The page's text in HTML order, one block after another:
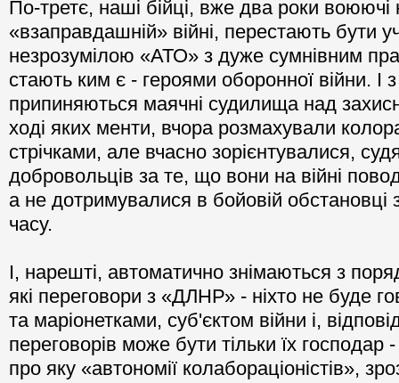
По-третє, наші бійці, вже два роки воюючі
«взаправдашній» війні, перестають бути
незрозумілою «АТО» з дуже сумнівним
стають ким є - героями оборонної війни. І
припиняються маячні судилища над
ході яких менти, вчора розмахували
стрічками, але вчасно зорієнтувалися,
добровольців за те, що вони на війні
а не дотримувалися в бойовій обстановці
часу.
І, нарешті, автоматично знімаються з
які переговори з «ДЛНР» - ніхто не буде
та маріонетками, суб'єктом війни і,
переговорів може бути тільки їх господар
про яку «автономії колабораціоністів»,